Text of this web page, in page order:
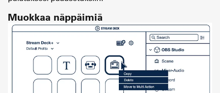
Muokkaa näppäimiä